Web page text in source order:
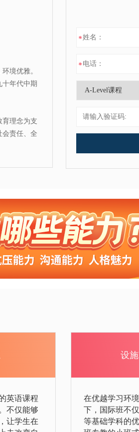
境优雅。
年代中期
理念为支
责任、全
*
*
英语课程
不仅能够
让学生在
设
在优越学习环
下，国际班不
等基础学科的